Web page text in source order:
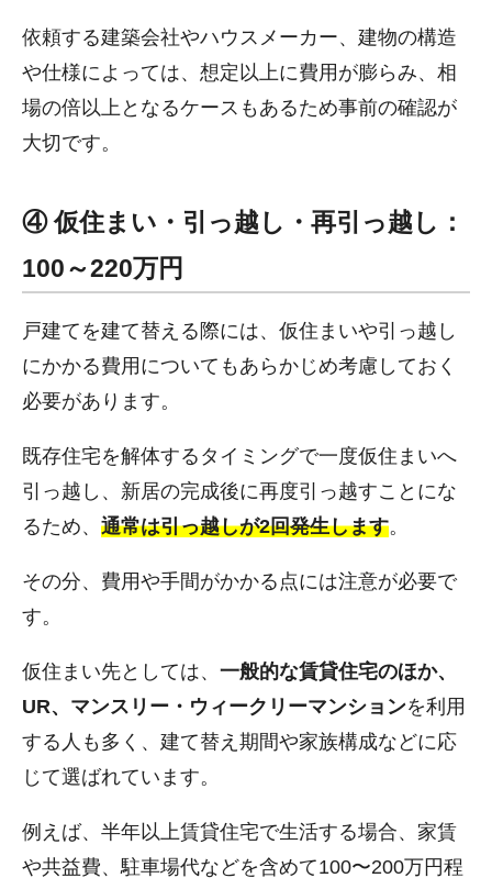
依頼する建築会社やハウスメーカー、建物の構造
や仕様によっては、想定以上に費用が膨らみ、相
場の倍以上となるケースもあるため事前の確認が
大切です。
④ 仮住まい・引っ越し・再引っ越し：
100～220万円
戸建てを建て替える際には、仮住まいや引っ越し
にかかる費用についてもあらかじめ考慮しておく
必要があります。
既存住宅を解体するタイミングで一度仮住まいへ
引っ越し、新居の完成後に再度引っ越すことにな
るため、 通常は引っ越しが2回発生します。
その分、費用や手間がかかる点には注意が必要で
す。
仮住まい先としては、 一般的な賃貸住宅のほか、
UR、マンスリー・ウィークリーマンションを利用
する人も多く、建て替え期間や家族構成などに応
じて選ばれています。
例えば、半年以上賃貸住宅で生活する場合、家賃
や共益費、駐車場代などを含めて100〜200万円程